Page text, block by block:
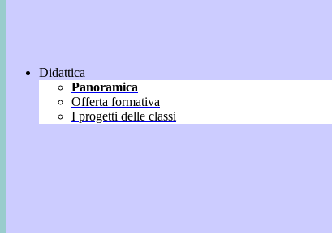
Didattica
Panoramica
Offerta formativa
I progetti delle classi